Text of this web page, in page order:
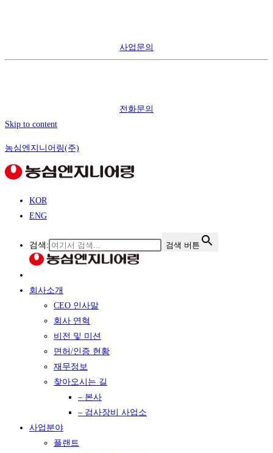
사업문의
전화문의
Skip to content
농심엔지니어링(주)
KOR
ENG
검색: 검색 버튼
회사소개
CEO 인사말
회사 연혁
비전 및 미션
면허/인증 현황
재무정보
찾아오시는 길
– 본사
– 검사장비 사업소
사업분야
플랜트